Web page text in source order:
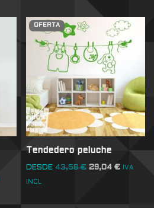
OFERTA
Tendedero peluche
DESDE 43,56€ 29,04€ IVA
INCL